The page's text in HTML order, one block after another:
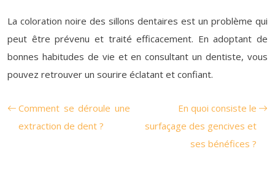
La coloration noire des sillons dentaires est un problème qui
peut être prévenu et traité efficacement. En adoptant de
bonnes habitudes de vie et en consultant un dentiste, vous
pouvez retrouver un sourire éclatant et confiant.
Comment se déroule une
extraction de dent ?
En quoi consiste le
surfaçage des gencives et
ses bénéfices ?